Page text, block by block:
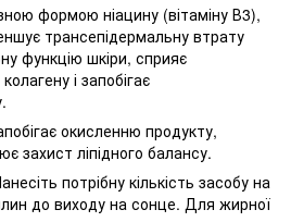
формою ніацину (вітаміну В3),
трансепідермальну втрату
функцію шкіри, сприяє
і запобігає
окисленню продукту,
захист ліпідного балансу.
потрібну кількість засобу на
до виходу на сонце. Для жирної